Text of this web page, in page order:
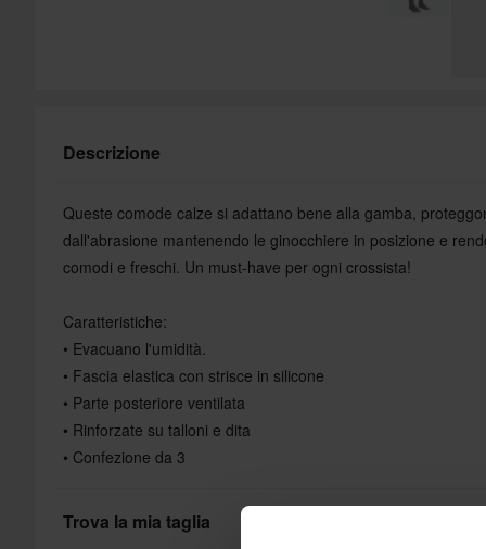
Descrizione
Queste comode calze si adattano bene alla gamba,
dall'abrasione mantenendo le ginocchiere in posizione e
comodi e freschi. Un must-have per ogni crossista!
Caratteristiche:
• Evacuano l'umidità.
• Fascia elastica con strisce in silicone
• Parte posteriore ventilata
• Rinforzate su talloni e dita
• Confezione da 3
Trova la mia taglia